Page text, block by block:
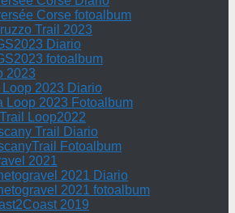
Corse fotoalbum
Trail 2023
Diario
fotoalbum
2023
Loop 2023 Diario
Loop 2023 Fotoalbum
Loop2022
Trail Diario
Fotoalbum
2021
2021 Diario
2021 fotoalbum
2019